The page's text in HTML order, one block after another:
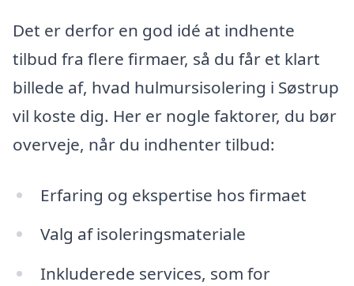
Det er derfor en god idé at indhente
tilbud fra flere firmaer, så du får et klart
billede af, hvad hulmursisolering i Søstrup
vil koste dig. Her er nogle faktorer, du bør
overveje, når du indhenter tilbud:
Erfaring og ekspertise hos firmaet
Valg af isoleringsmateriale
Inkluderede services, som for